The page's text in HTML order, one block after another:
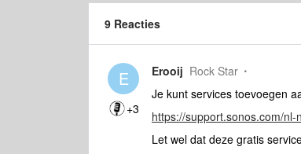
9 Reacties
E
+3
Erooij Rock Star
Je kunt services toevoegen
https://support.sonos.com/
Let wel dat deze gratis